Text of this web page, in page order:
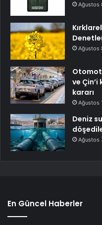
Ağustos
Ağustos
ve
kararı
Ağustos
Deniz
Ağustos
En Güncel Haberler